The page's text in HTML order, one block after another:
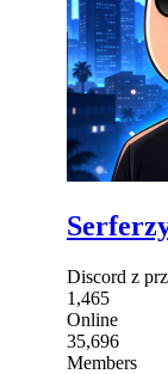
Discord z
1,465
Online
35,696
Members